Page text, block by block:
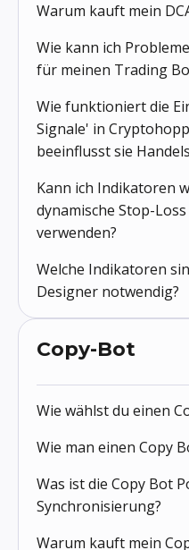
Warum kauft mein
Wie kann ich
für meinen Trading
Wie funktioniert die
Signale' in
beeinflusst sie
Kann ich Indikatoren
dynamische Stop-
verwenden?
Welche Indikatoren
Designer notwendig?
Copy-Bot
Wie wählst du einen
Wie man einen Copy
Was ist die Copy Bot
Synchronisierung?
Warum kauft mein